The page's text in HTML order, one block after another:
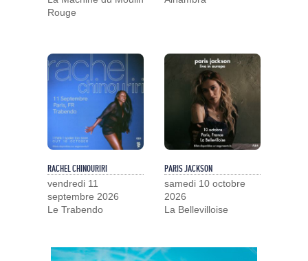
Rouge
RACHEL CHINOURIRI
vendredi 11
septembre 2026
Le Trabendo
PARIS JACKSON
samedi 10 octobre
2026
La Bellevilloise